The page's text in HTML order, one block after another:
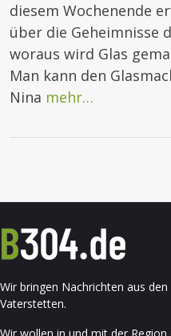
diesem Wochenende
über die Geheimnisse
woraus wird Glas
Man kann den
Nina mehr…
Wir bringen Nachrichten aus
Vaterstetten.
Wir wollen in und mit der